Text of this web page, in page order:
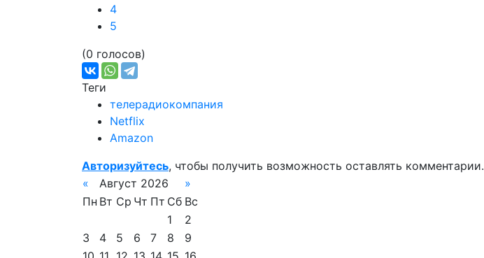
4
5
(0 голосов)
Теги
телерадиокомпания
Netflix
Amazon
Авторизуйтесь, чтобы получить возможность оставлять комментарии.
«
Август 2026
»
Пн Вт Ср Чт Пт Сб Вс
1
2
3
4 5 6 7 8
9